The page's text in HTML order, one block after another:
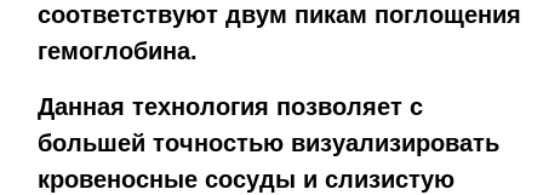
соответствуют двум пикам поглощения
гемоглобина.
Данная технология позволяет с
большей точностью визуализировать
кровеносные сосуды и слизистую